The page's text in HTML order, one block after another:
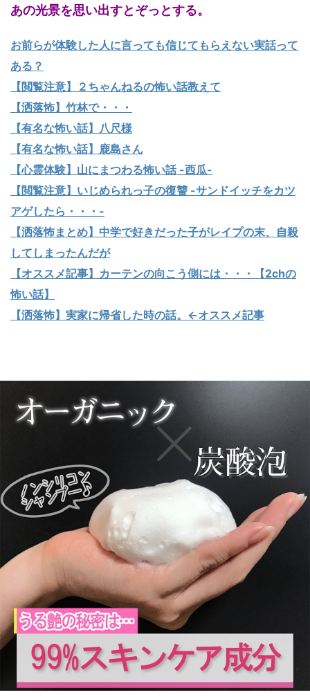
あの光景を思い出すとぞっとする。
お前らが体験した人に言っても信じてもらえない実話って
ある？
【閲覧注意】２ちゃんねるの怖い話教えて
【洒落怖】竹林で・・・
【有名な怖い話】八尺様
【有名な怖い話】鹿島さん
【心霊体験】山にまつわる怖い話 -西瓜-
【閲覧注意】いじめられっ子の復讐 -サンドイッチをカツ
アゲしたら・・・-
【洒落怖まとめ】中学で好きだった子がレイプの末、自殺
してしまったんだが
【オススメ記事】カーテンの向こう側には・・・【2chの
怖い話】
【洒落怖】実家に帰省した時の話。←オススメ記事